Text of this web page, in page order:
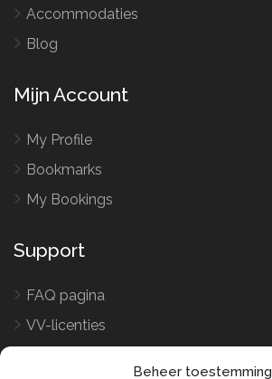
Beheer toestemming
Accommodaties
Blog
Mijn Account
My Profile
Bookmarks
My Bookings
Support
FAQ pagina
VV-licenties